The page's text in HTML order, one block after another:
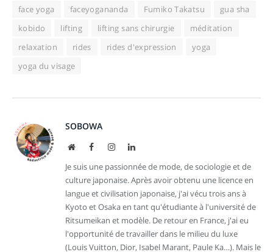
face yoga
faceyogananda Fumiko Takatsu
gua sha
kobido
lifting lifting sans chirurgie
méditation
relaxation
rides rides d'expression
yoga
yoga du visage
SOBOWA
Site
FacebookInstagramLinkedIn
Je suis une passionnée de mode, de sociologie et de
culture japonaise. Après avoir obtenu une licence en
langue et civilisation japonaise, j'ai vécu trois ans à
Kyoto et Osaka en tant qu'étudiante à l'université de
Ritsumeikan et modèle. De retour en France, j'ai eu
l'opportunité de travailler dans le milieu du luxe
(Louis Vuitton, Dior, Isabel Marant, Paule Ka…). Mais le